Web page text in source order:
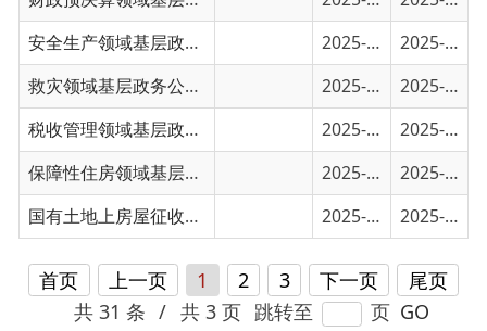
税收管理领域基层政务公开标准目录
保障性住房领域基层政务公开标准目录 2025-01-29 2025-01-29
国有土地上房屋征收与补偿领域基层政务公开... 2025-01-29 2025-01-29
首页 上一页 1 2 3 下一页
尾页
共 31 条 / 共 3 页 页 GO
主办：新疆乌恰县人民政府办公室承办：新疆乌恰县政务服务
政府网站标识码：6530240001新公网安备65302402000101号
地 址：新疆克州乌恰县光明路1号
联系电话：0908-4621030